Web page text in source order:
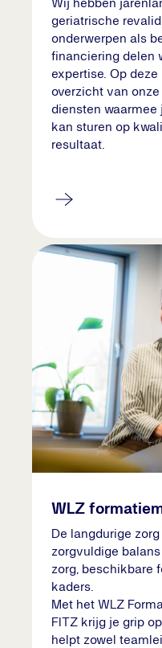
Wij hebben
geriatrische
onderwerpen als
financiering delen
expertise. Op
overzicht van
diensten
kan sturen op
resultaat.
WLZ
De langdurige
zorgvuldige
zorg, beschikbare
kaders.
Met het WLZ
FITZ krijg je grip
helpt zowel